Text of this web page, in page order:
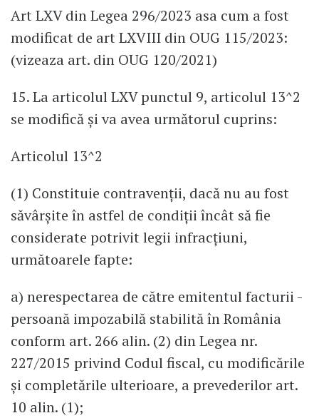
Art LXV din Legea 296/2023 asa cum a fost
modificat de art LXVIII din OUG 115/2023:
(vizeaza art. din OUG 120/2021)
15. La articolul LXV punctul 9, articolul 13^2
se modifică și va avea următorul cuprins:
Articolul 13^2
(1) Constituie contravenții, dacă nu au fost
săvârșite în astfel de condiții încât să fie
considerate potrivit legii infracțiuni,
următoarele fapte:
a) nerespectarea de către emitentul facturii -
persoană impozabilă stabilită în România
conform art. 266 alin. (2) din Legea nr.
227/2015 privind Codul fiscal, cu modificările
și completările ulterioare, a prevederilor art.
10 alin. (1);